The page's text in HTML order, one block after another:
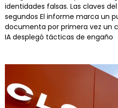
identidades falsas. Las claves
segundos El informe marca un
documenta por primera vez un
IA desplegó tácticas de engaño